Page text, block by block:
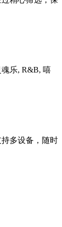
乐, R&B, 嘻
多设备，随时